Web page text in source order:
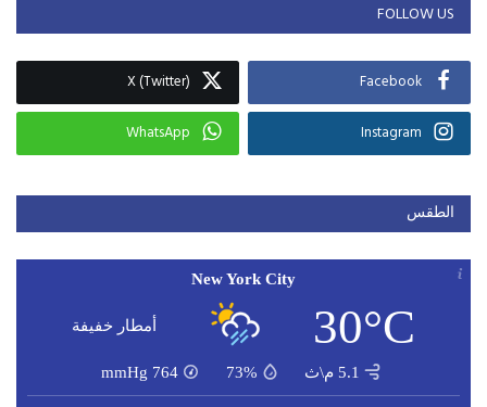
FOLLOW US
Facebook
X (Twitter)
Instagram
WhatsApp
الطقس
New York City
30°C أمطار خفيفة
5.1 م\ث 73%
764
mmHg